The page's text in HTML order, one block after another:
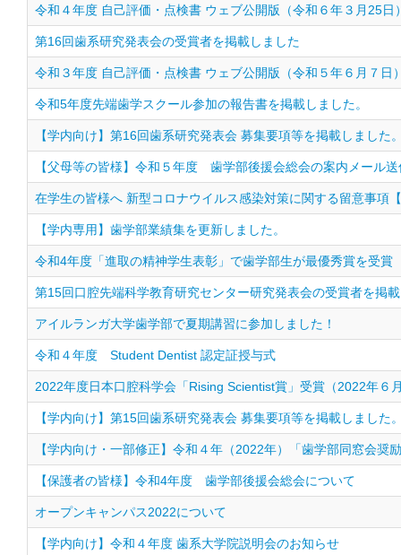
令和４年度 自己評価・点検書 ウェブ公開版（令和６年３月25日
第16回歯系研究発表会の受賞者を掲載しました
令和３年度 自己評価・点検書 ウェブ公開版（令和５年６月７日
令和5年度先端歯学スクール参加の報告書を掲載しました。
【学内向け】第16回歯系研究発表会 募集要項等を掲載しました
【父母等の皆様】令和５年度 歯学部後援会総会の案内メール
在学生の皆様へ 新型コロナウイルス感染対策に関する留意事項
【学内専用】歯学部業績集を更新しました。
令和4年度「進取の精神学生表彰」で歯学部生が最優秀賞を受賞
第15回口腔先端科学教育研究センター研究発表会の受賞者を掲
アイルランガ大学歯学部で夏期講習に参加しました！
令和４年度 Student Dentist 認定証授与式
2022年度日本口腔科学会「Rising Scientist賞」受賞（2022年６
【学内向け】第15回歯系研究発表会 募集要項等を掲載しました
【学内向け・一部修正】令和４年（2022年）「歯学部同窓会奨
【保護者の皆様】令和4年度 歯学部後援会総会について
オープンキャンパス2022について
【学内向け】令和４年度 歯系大学院説明会のお知らせ